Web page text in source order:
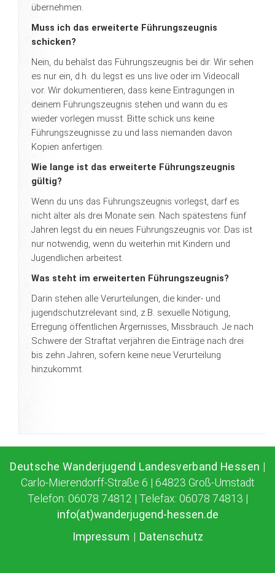
übernehmen.
Muss ich das erweiterte Führungszeugnis
schicken?
Nein, du behälst das Führungszeugnis bei dir. Wir sehen
es nur ein, d.h. du legst es uns live oder im Videocall
vor. Wir dokumentieren, dass keine Eintragungen in
deinem Führungszeugnis stehen und wann du es
wieder vorlegen musst. Bitte schick uns keine
Führungszeugnisse zu und lass niemanden davon
Kopien anfertigen.
Wie lange ist das erweiterte Führungszeugnis
gültig?
Wenn du uns das Führungszeugnis vorlegst, darf es
nicht älter als drei Monate sein. Nach spätestens fünf
Jahren legst du ein neues Führungszeugnis vor. Das ist
nur notwendig, wenn du weiterhin mit Kindern und
Jugendlichen arbeitest.
Was steht im erweiterten Führungszeugnis?
Darin stehen alle Verurteilungen, die kinder- und
jugendschutzrelevant sind, z.B. sexuelle Nötigung,
Erregung öffentlichen Ärgernisses, Missbrauch. Je nach
Schwere der Straftat verjähren die Einträge nach drei
bis zehn Jahren, sofern keine neue Verurteilung
hinzukommt.
Deutsche Wanderjugend Landesverband Hessen
Carlo-Mierendorff-Straße 6 | 64823 Groß-Umstadt
Telefon: 06078 74812 | Telefax: 06078 74813 |
info(at)wanderjugend-hessen.de
Impressum
Datenschutz